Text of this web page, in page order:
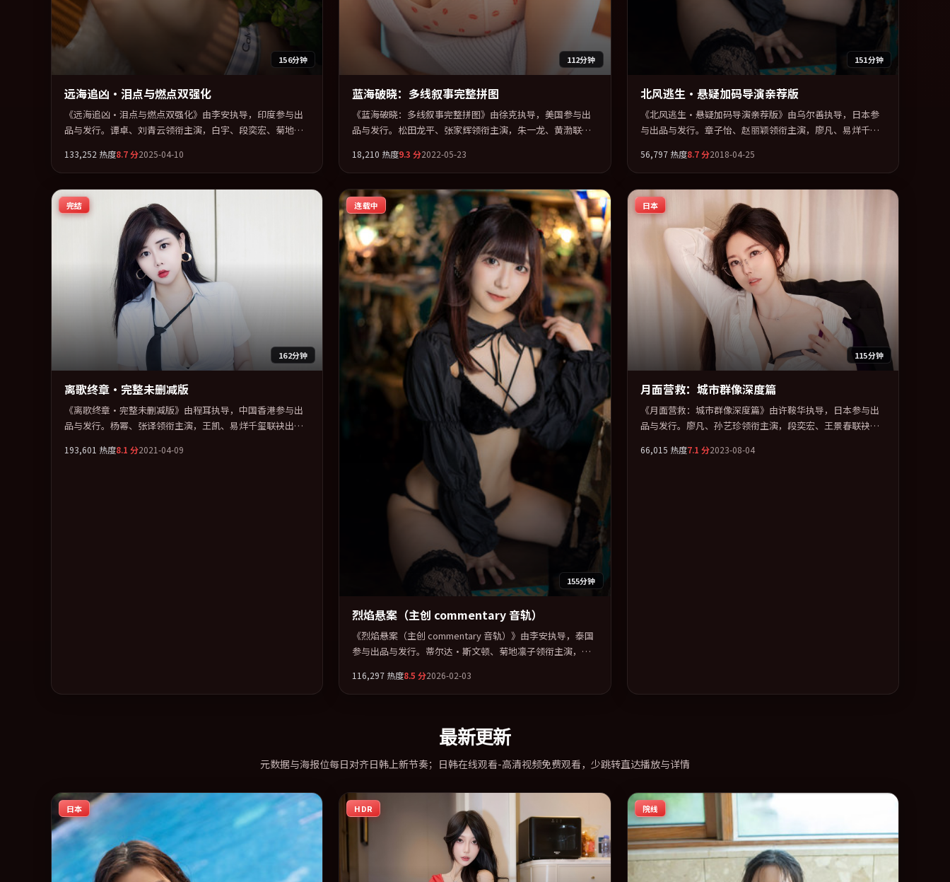
156分钟
远海追凶·泪点与燃点双强化
《远海追凶·泪点与燃点双强化》由李安执导，印度参与出
品与发行。谭卓、刘青云领衔主演，白宇、段奕宏、菊地凛
全片以「惊悚」类型为骨架，在叙事、表演与视听上力求统
一。定于 2025-02-05 在内地院线及主流平台同步亮相，2025
年度话题片中口碑稳健，适合喜欢强情节与人物弧光的观众
完整观看。
133,252 热度8.7分2025-04-10
112分钟
蓝海破晓：多线叙事完整拼图
《蓝海破晓：多线叙事完整拼图》由徐克执导，美国参与出
品与发行。松田龙平、张家辉领衔主演，朱一龙、黄渤联袂
以「战争」类型为骨架，在叙事、表演与视听上力求统一。
定于 2022-07-27 在内地院线及主流平台同步亮相，2022 年
度话题片中口碑稳健，适合喜欢强情节与人物弧光的观众完
整观看。
18,210 热度9.3 分2022-05-23
151分钟
北风逃生·悬疑加码导演亲荐版
《北风逃生·悬疑加码导演亲荐版》由乌尔善执导，日本参
与出品与发行。章子怡、赵丽颖领衔主演，廖凡、易烊千
摆荡。全片以「科幻」类型为骨架，在叙事、表演与视听上
力求统一。定于 2018-04-24 在内地院线及主流平台同步亮
相，2018 年度话题片中口碑稳健，适合喜欢强情节与人物弧
光的观众完整观看。
56,797热度8.7分2018-04-25
完结
162分钟
离歌终章·完整未删减版
《离歌终章·完整未删减版》由程耳执导，中国香港参与出
品与发行。杨幂、张译领衔主演，王凯、易烊千玺联袂出
险」类型为骨架，在叙事、表演与视听上力求统一。定于
193,601 热度8.1 分2021-04-09
连载中
155分钟
烈焰悬案（主创 commentary 音轨）
《烈焰悬案（主创 commentary 音轨）》由李安执导，泰国
参与出品与发行。蒂尔达·斯文顿、菊地凛子领衔主演，基
织，真相在最后一刻才缓缓合拢。全片以「惊悚」类型为骨
架，在叙事、表演与视听上力求统一。定于 2026-06-21 在内
适合喜欢强情节与人物弧光的观众完整观看。
116,297 热度8.5 分2026-02-03
日本
115分钟
月面营救：城市群像深度篇
《月面营救：城市群像深度篇》由许鞍华执导，日本参与出
品与发行。廖凡、孙艺珍领衔主演，段奕宏、王景春联袂出
类型为骨架，在叙事、表演与视听上力求统一。定于 2023-
66,015 热度7.1 分2023-08-04
最新更新
元数据与海报位每日对齐日韩上新节奏；日韩在线观看-高清视频免费观看，少跳转直达播放与详情
日本 HDR 院线